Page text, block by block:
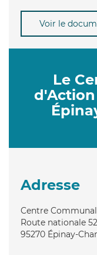
Voir le
Le
d'Action
Adresse
Centre
Route nationale
95270 Épinay-